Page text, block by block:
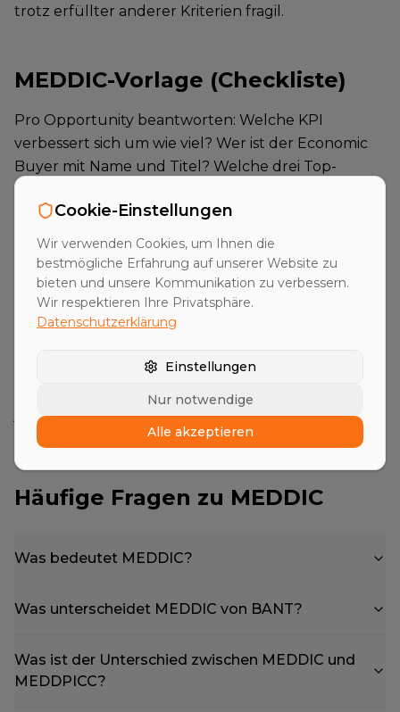
trotz erfüllter anderer Kriterien fragil.
MEDDIC-Vorlage (Checkliste)
Pro Opportunity beantworten: Welche KPI
verbessert sich um wie viel? Wer ist der Economic
Buyer mit Name und Titel? Welche drei Top-
Kriterien zählen? Wie viele Stufen hat der
Entscheidungsweg? Was passiert, wenn nichts
passiert? Wer ist Champion und was treibt ihn an?
Fazit
und reduziert verlorene Deals in späten Phasen.
Voraussetzung ist disziplinierte Anwendung in
jedem Pipeline-Review – nicht als einmalige Übung.
Häufige Fragen zu MEDDIC
Was bedeutet MEDDIC?
Was unterscheidet MEDDIC von BANT?
Was ist der Unterschied zwischen MEDDIC und
MEDDPICC?
Cookie-Einstellungen
Wir verwenden Cookies, um Ihnen die
bestmögliche Erfahrung auf unserer Website zu
bieten und unsere Kommunikation zu verbessern.
Wir respektieren Ihre Privatsphäre.
Datenschutzerklärung
Einstellungen
Nur notwendige
Alle akzeptieren